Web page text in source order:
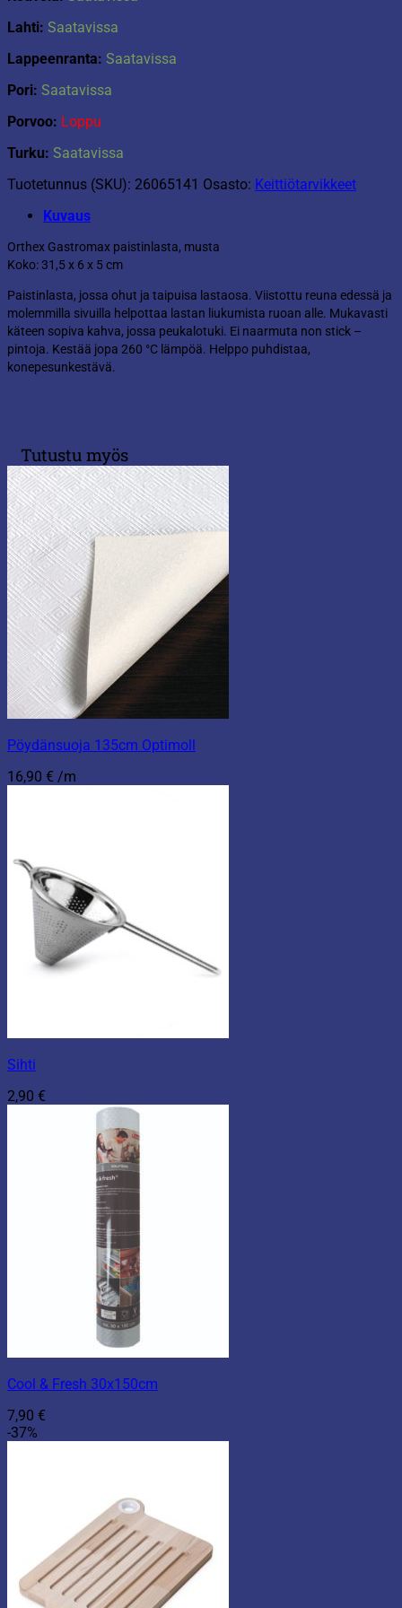
Lahti: Saatavissa
Lappeenranta: Saatavissa
Pori: Saatavissa
Porvoo: Loppu
Turku: Saatavissa
Tuotetunnus (SKU): 26065141 Osasto: Keittiötarvikkeet
Kuvaus
Orthex Gastromax paistinlasta, musta
Koko: 31,5 x 6 x 5 cm
Paistinlasta, jossa ohut ja taipuisa lastaosa. Viistottu reuna edessä ja
molemmilla sivuilla helpottaa lastan liukumista ruoan alle. Mukavasti
käteen sopiva kahva, jossa peukalotuki. Ei naarmuta non stick –
pintoja. Kestää jopa 260 °C lämpöä. Helppo puhdistaa,
konepesunkestävä.
Tutustu myös
Pöydänsuoja 135cm Optimoll
16,90 € /m
Sihti
2,90 €
Cool & Fresh 30x150cm
7,90 €
-37%